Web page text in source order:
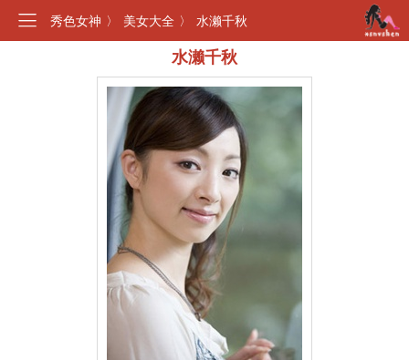
秀色女神 〉 美女大全 〉 水濑千秋
水濑千秋